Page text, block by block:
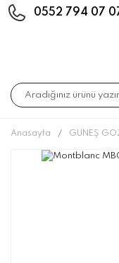
0552 794 07
Anasayfa GÜNEŞ